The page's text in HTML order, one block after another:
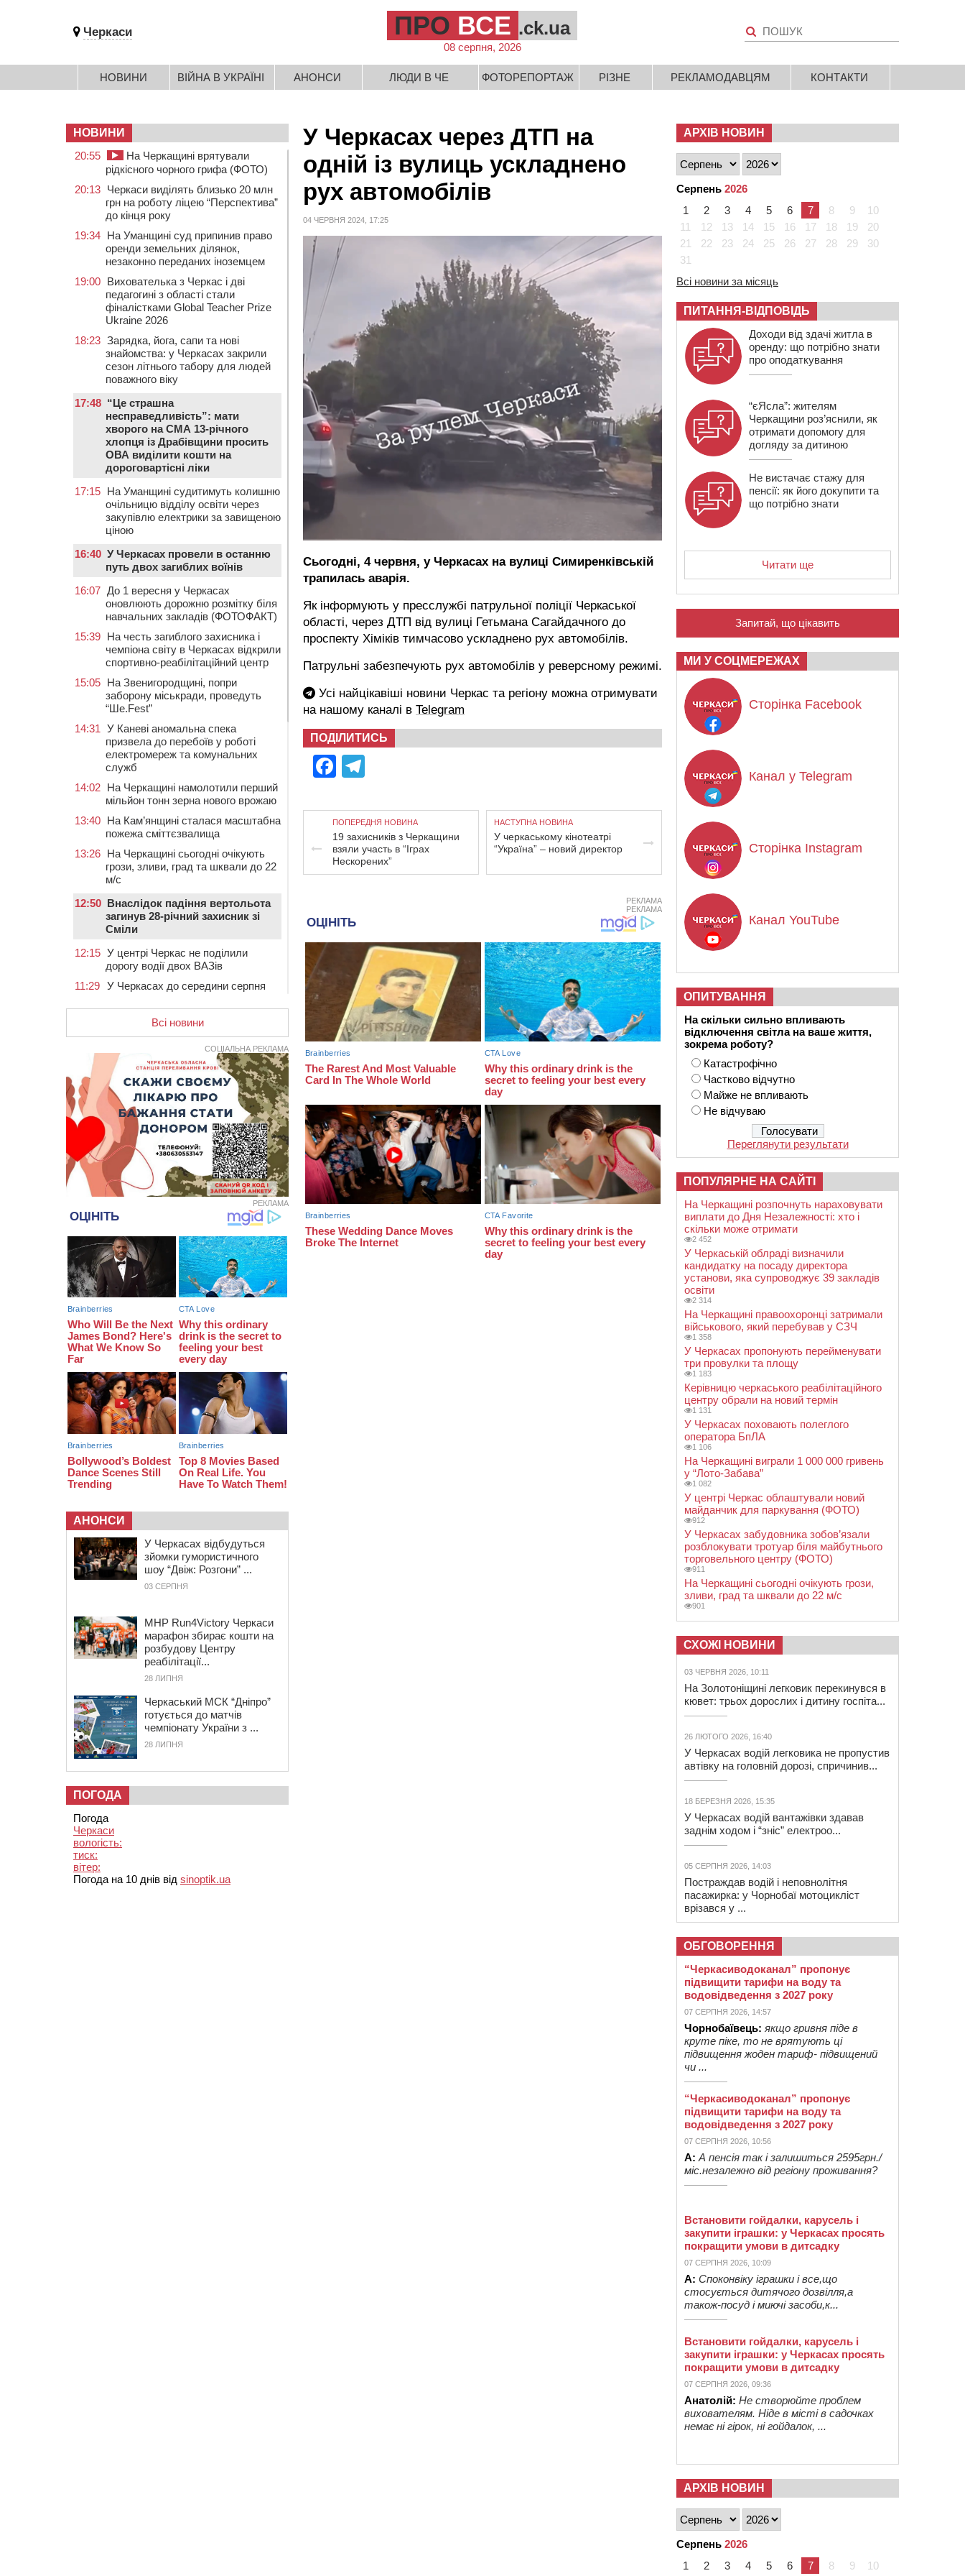
Черкаси ПРО ВСЕ .ck.ua
08 серпня, 2026
НОВИНИ ВІЙНА В УКРАЇНІ АНОНСИ ЛЮДИ В ЧЕ ФОТОРЕПОРТАЖ РІЗНЕ РЕКЛАМОДАВЦЯМ КОНТАКТИ
У Черкасах через ДТП на
одній із вулиць ускладнено
рух автомобілів
04 ЧЕРВНЯ 2024, 17:25
Сьогодні, 4 червня, у Черкасах на вулиці Симиренківській
трапилась аварія.
Як інформують у пресслужбі патрульної поліції Черкаської
області, через ДТП від вулиці Гетьмана Сагайдачного до
проспекту Хіміків тимчасово ускладнено рух автомобілів.
Патрульні забезпечують рух автомобілів у реверсному режимі.
Усі найцікавіші новини Черкас та регіону можна отримувати
на нашому каналі в Telegram
ПОДІЛИТИСЬ
Facebook
ПОПЕРЕДНЯ НОВИНА
19 захисників з Черкащини
взяли участь в “Іграх
Нескорених”
НАСТУПНА НОВИНА
У черкаському кінотеатрі
“Україна” – новий директор
РЕКЛАМА
РЕКЛАМА
НОВИНИ
20:55
На Черкащині врятували
рідкісного чорного грифа (ФОТО)
20:13 Черкаси виділять близько 20 млн
грн на роботу ліцею “Перспектива”
до кінця року
19:34 На Уманщині суд припинив право
оренди земельних ділянок,
незаконно переданих іноземцем
19:00 Вихователька з Черкас і дві
педагогині з області стали
фіналістками Global Teacher Prize
Ukraine 2026
18:23 Зарядка, йога, сапи та нові
знайомства: у Черкасах закрили
сезон літнього табору для людей
поважного віку
17:48 “Це страшна
несправедливість”: мати
хворого на СМА 13-річного
хлопця із Драбівщини просить
ОВА виділити кошти на
дороговартісні ліки
17:15 На Уманщині судитимуть колишню
очільницю відділу освіти через
закупівлю електрики за завищеною
ціною
16:40 У Черкасах провели в останню
путь двох загиблих воїнів
16:07 До 1 вересня у Черкасах
оновлюють дорожню розмітку біля
навчальних закладів (ФОТОФАКТ)
15:39 На честь загиблого захисника і
чемпіона світу в Черкасах відкрили
спортивно-реабілітаційний центр
15:05 На Звенигородщині, попри
заборону міськради, проведуть
“Ше.Fest”
14:31 У Каневі аномальна спека
призвела до перебоїв у роботі
електромереж та комунальних
служб
14:02 На Черкащині намолотили перший
мільйон тонн зерна нового врожаю
13:40 На Кам’янщині сталася масштабна
пожежа сміттєзвалища
13:26 На Черкащині сьогодні очікують
грози, зливи, град та шквали до 22
м/с
12:50 Внаслідок падіння вертольота
загинув 28-річний захисник зі
Сміли
12:15 У центрі Черкас не поділили
дорогу водії двох ВАЗів
11:29 У Черкасах до середини серпня
вулицях
збільшилась уп’ятеро з початку
повномасштабної війни
10:15
У Черкасах водій Audi Q5
спричинив аварію, не пропустивши
інший кросовер
09:42
“Черкасиводоканал” пропонує
підвищити тарифи на воду та
водовідведення з 2027 року
09:08
Встановити гойдалки, карусель і
закупити іграшки: у Черкасах
дитсадку
08:22 “На щиті” у Чорнобаївську
громаду повертається полеглий
біля Кліщіївки воїн
07:30 Понад 968 мільйонів гривень
Черкащині
06 СЕРПНЯ 2026, ЧЕТВЕР
21:13 Вісім медалей, з яких чотири
золоті: черкаські спортсмени
тріумфували на чемпіонаті України
Всі новини
СОЦІАЛЬНА РЕКЛАМА
РЕКЛАМА
АНОНСИ
У Черкасах відбудуться
зйомки гумористичного
шоу “Двіж: Розгони” ...
03 СЕРПНЯ
MHP Run4Victory Черкаси
марафон збирає кошти на
розбудову Центру
реабілітації...
28 ЛИПНЯ
Черкаський МСК “Дніпро”
готується до матчів
чемпіонату України з ...
28 ЛИПНЯ
ПОГОДА
Погода
Черкаси
вологість:
тиск:
вітер:
Погода на 10 днів від sinoptik.ua
АРХІВ НОВИН
Серпень 2026
1
2 3 4 5 6 7 8 9
10
11
12 13 14 15 16 17 18 19
20
21
22 23 24 25 26 27 28 29
30
31
Всі новини за місяць
ПИТАННЯ-ВІДПОВІДЬ
Доходи від здачі житла в
оренду: що потрібно знати
про оподаткування
“єЯсла”: жителям
Черкащини роз’яснили, як
отримати допомогу для
догляду за дитиною
Не вистачає стажу для
пенсії: як його докупити та
що потрібно знати
Читати ще
Запитай, що цікавить
МИ У СОЦМЕРЕЖАХ
Сторінка Facebook
Канал у Telegram
Сторінка Instagram
Канал YouTube
ОПИТУВАННЯ
На скільки сильно впливають
відключення світла на ваше життя,
зокрема роботу?
Катастрофічно
Частково відчутно
Майже не впливають
Не відчуваю
Переглянути результати
ПОПУЛЯРНЕ НА САЙТІ
На Черкащині розпочнуть нараховувати
виплати до Дня Незалежності: хто і
скільки може отримати
2 452
У Черкаській облраді визначили
кандидатку на посаду директора
установи, яка супроводжує 39 закладів
освіти
2 314
На Черкащині правоохоронці затримали
військового, який перебував у СЗЧ
1 358
У Черкасах пропонують перейменувати
три провулки та площу
1 183
Керівницю черкаського реабілітаційного
центру обрали на новий термін
1 131
У Черкасах поховають полеглого
оператора БпЛА
1 106
На Черкащині виграли 1 000 000 гривень
у “Лото-Забава”
1 082
У центрі Черкас облаштували новий
майданчик для паркування (ФОТО)
912
У Черкасах забудовника зобов’язали
розблокувати тротуар біля майбутнього
торговельного центру (ФОТО)
911
На Черкащині сьогодні очікують грози,
зливи, град та шквали до 22 м/с
901
СХОЖІ НОВИНИ
03 ЧЕРВНЯ 2026, 10:11
На Золотоніщині легковик перекинувся в
кювет: трьох дорослих і дитину госпіта...
26 ЛЮТОГО 2026, 16:40
У Черкасах водій легковика не пропустив
автівку на головній дорозі, спричинив...
18 БЕРЕЗНЯ 2026, 15:35
У Черкасах водій вантажівки здавав
заднім ходом і “зніс” електроо...
05 СЕРПНЯ 2026, 14:03
Постраждав водій і неповнолітня
пасажирка: у Чорнобаї мотоцикліст
врізався у ...
ОБГОВОРЕННЯ
“Черкасиводоканал” пропонує
підвищити тарифи на воду та
водовідведення з 2027 року
07 СЕРПНЯ 2026, 14:57
Чорнобаївець: якщо гривня піде в
круте піке, то не врятують ці
підвищення жоден тариф- підвищений
чи ...
“Черкасиводоканал” пропонує
підвищити тарифи на воду та
водовідведення з 2027 року
07 СЕРПНЯ 2026, 10:56
А: А пенсія так і залишиться 2595грн./
міс.незалежно від регіону проживання?
Встановити гойдалки, карусель і
закупити іграшки: у Черкасах просять
покращити умови в дитсадку
07 СЕРПНЯ 2026, 10:09
А: Споконвіку іграшки і все,що
стосується дитячого дозвілля,а
також-посуд і миючі засоби,к...
Встановити гойдалки, карусель і
закупити іграшки: у Черкасах просять
покращити умови в дитсадку
07 СЕРПНЯ 2026, 09:36
Анатолій: Не створюйте проблем
вихователям. Ніде в місті в садочках
немає ні гірок, ні гойдалок, ...
АРХІВ НОВИН
Серпень 2026
1
2 3 4 5 6 7 8 9 10